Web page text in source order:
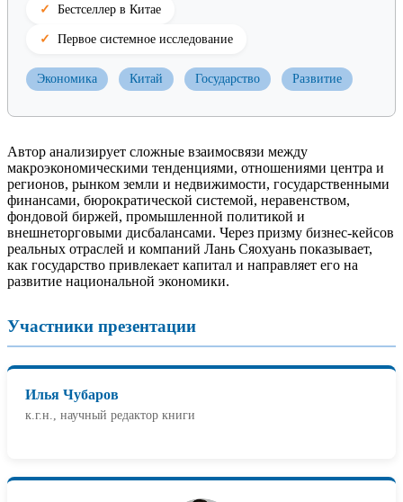
Бестселлер в Китае
Первое системное исследование
Экономика Китай Государство Развитие
Автор анализирует сложные взаимосвязи между
макроэкономическими тенденциями, отношениями центра и
регионов, рынком земли и недвижимости, государственными
финансами, бюрократической системой, неравенством,
фондовой биржей, промышленной политикой и
внешнеторговыми дисбалансами. Через призму бизнес-кейсов
реальных отраслей и компаний Лань Сяохуань показывает,
как государство привлекает капитал и направляет его на
развитие национальной экономики.
Участники презентации
Илья Чубаров
к.г.н., научный редактор книги